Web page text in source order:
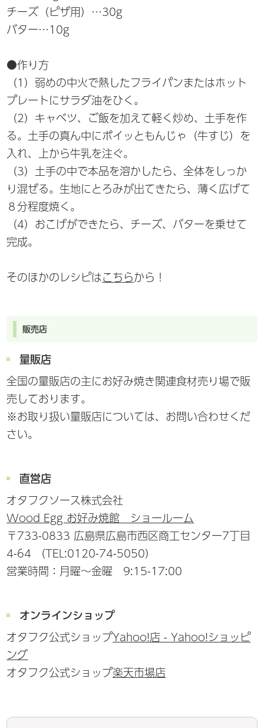
チーズ（ピザ用）…30g
バター…10g
●作り方
（1）弱めの中火で熱したフライパンまたはホット
プレートにサラダ油をひく。
（2）キャベツ、ご飯を加えて軽く炒め、土手を作
る。土手の真ん中にポイッともんじゃ（牛すじ）を
入れ、上から牛乳を注ぐ。
（3）土手の中で本品を溶かしたら、全体をしっか
り混ぜる。生地にとろみが出てきたら、薄く広げて
８分程度焼く。
（4）おこげができたら、チーズ、バターを乗せて
完成。
そのほかのレシピはこちらから！
販売店
量販店
全国の量販店の主にお好み焼き関連食材売り場で販
売しております。
※お取り扱い量販店については、お問い合わせくだ
さい。
直営店
オタフクソース株式会社
Wood Egg お好み焼館 ショールーム
〒733-0833 広島県広島市西区商工センター7丁目
4-64 （TEL:0120-74-5050）
営業時間：月曜～金曜 9:15-17:00
オンラインショップ
オタフク公式ショップYahoo!店 - Yahoo!ショッピ
ング
オタフク公式ショップ楽天市場店